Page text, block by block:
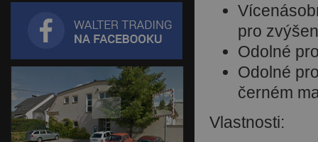
pro
Odolné
Odolné
černém
Vlastnosti: